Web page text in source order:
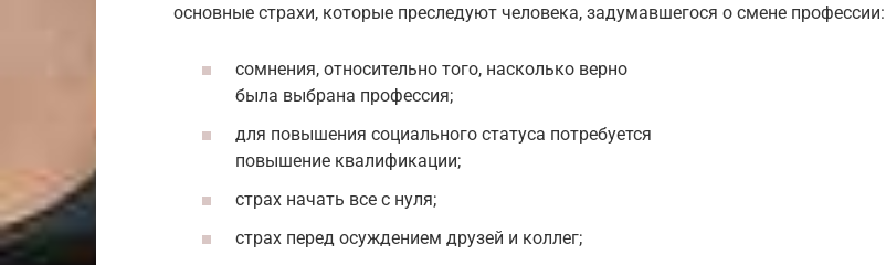
основные страхи, которые преследуют человека, задумавшегося о смене профессии:
сомнения, относительно того, насколько верно
была выбрана профессия;
для повышения социального статуса потребуется
повышение квалификации;
страх начать все с нуля;
страх перед осуждением друзей и коллег;